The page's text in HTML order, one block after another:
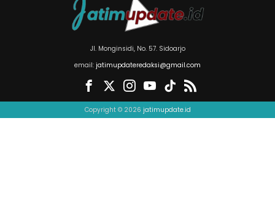
Jl. Monginsidi, No. 57. Sidoarjo
email: jatimupdateredaksi@gmail.com
Copyright © 2026 jatimupdate.id